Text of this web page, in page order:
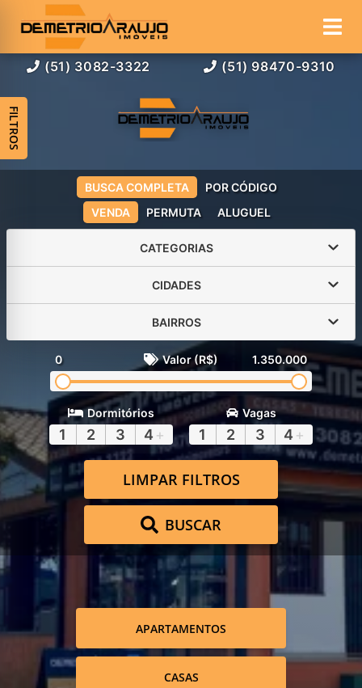
(51) 3082-3322 (51) 98470-9310
VENDA PERMUTA ALUGUEL
BUSCA COMPLETA POR CÓDIGO
CATEGORIAS
CIDADES
BAIRROS
0 Valor (R$) 1.350.000
Dormitórios
1 2 3 4 +
Vagas
1 2 3 4 +
LIMPAR FILTROS
BUSCAR
APARTAMENTOS
CASAS
FILTROS